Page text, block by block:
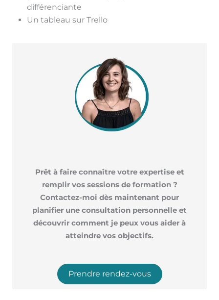
différenciante
Un tableau sur Trello
Prêt à faire connaître votre expertise et
remplir vos sessions de formation ?
Contactez-moi dès maintenant pour
planifier une consultation personnelle et
découvrir comment je peux vous aider à
atteindre vos objectifs.
Prendre rendez-vous